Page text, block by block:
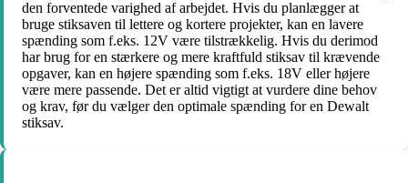
den forventede varighed af arbejdet. Hvis du planlægger at
bruge stiksaven til lettere og kortere projekter, kan en lavere
spænding som f.eks. 12V være tilstrækkelig. Hvis du derimod
har brug for en stærkere og mere kraftfuld stiksav til krævende
opgaver, kan en højere spænding som f.eks. 18V eller højere
være mere passende. Det er altid vigtigt at vurdere dine behov
og krav, før du vælger den optimale spænding for en Dewalt
stiksav.